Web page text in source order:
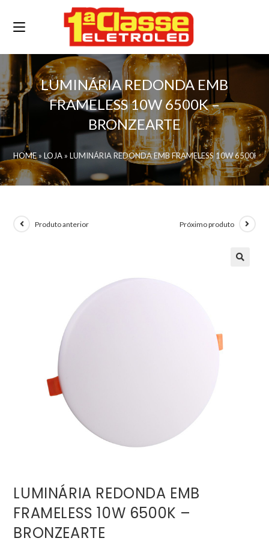
LUMINÁRIA REDONDA EMB
FRAMELESS 10W 6500K –
BRONZEARTE
HOME»LOJA »LUMINÁRIA REDONDA EMB FRAMELESS 10W 6500K –
Produto anterior Próximo produto
LUMINÁRIA REDONDA EMB
FRAMELESS 10W 6500K –
BRONZEARTE